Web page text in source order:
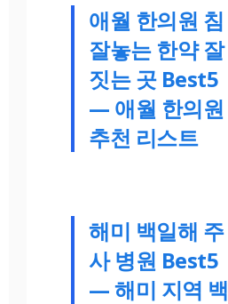
애월 한의원 침
잘놓는 한약 잘
짓는 곳 Best5
— 애월 한의원
추천 리스트
해미 백일해 주
사 병원 Best5
— 해미 지역 백